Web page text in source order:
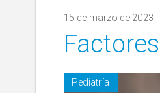
15 de marzo de 2023
Pediatría